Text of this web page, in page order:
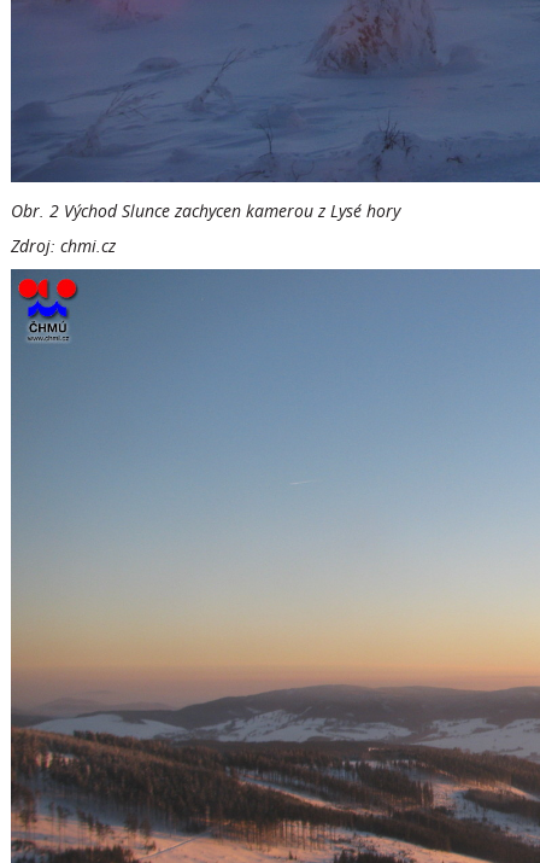
Obr. 2 Východ Slunce zachycen kamerou z Lysé hory
Zdroj: chmi.cz